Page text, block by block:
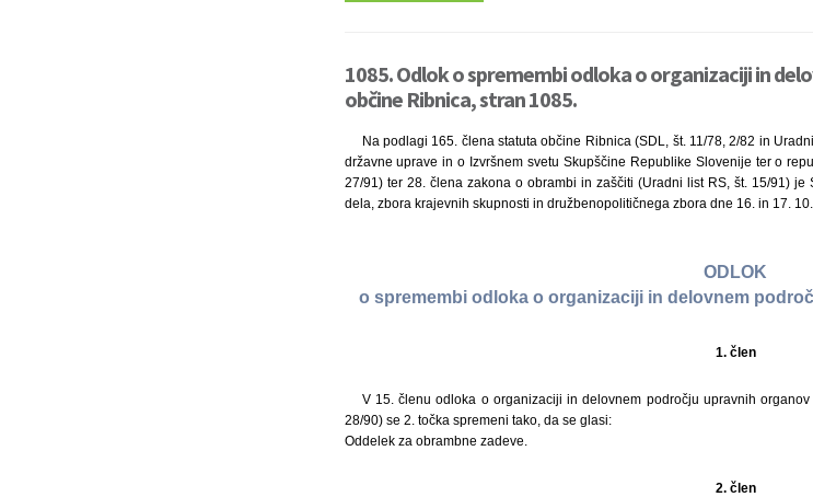
1085. Odlok o spremembi odloka o organizaciji in
občine Ribnica, stran 1085.
Na podlagi 165. člena statuta občine Ribnica (SDL, št. 11/78, 2/82 in
državne uprave in o Izvršnem svetu Skupščine Republike Slovenije ter o
27/91) ter 28. člena zakona o obrambi in zaščiti (Uradni list RS, št. 15/91)
dela, zbora krajevnih skupnosti in družbenopolitičnega zbora dne 16. in 17.
ODLOK
o spremembi odloka o organizaciji in delovnem
1. člen
V 15. členu odloka o organizaciji in delovnem področju upravnih
28/90) se 2. točka spremeni tako, da se glasi:
Oddelek za obrambne zadeve.
2. člen